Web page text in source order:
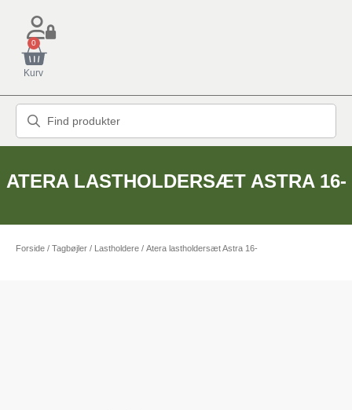
0
Kurv
ATERA LASTHOLDERSÆT ASTRA 16-
Forside / Tagbøjler / Lastholdere / Atera lastholdersæt Astra 16-